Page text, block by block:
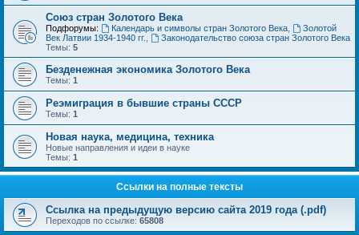
Cоюз стран Золотого Века
Подфорумы: Календарь и символы стран Золотого Века,
Золотой
Век Латвии 1934-1940 гг.
Законодательство союза стран Золотого Века
Темы: 5
Безденежная экономика Золотого Века
Темы: 1
Реэмиграция в бывшие страны СССР
Темы: 1
Новая наука, медицина, техника
Новые направления и идеи в науке
Темы: 1
Ссылки на полные тексты
Ссылка на предыдущую версию сайта 2019 года (.pdf)
Переходов по ссылке: 65808